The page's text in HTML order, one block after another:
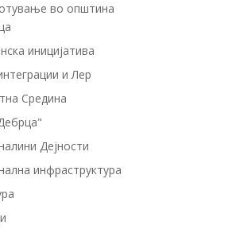
во општина
иницијатива
и Лер
Средина
Дејности
инфраструктура